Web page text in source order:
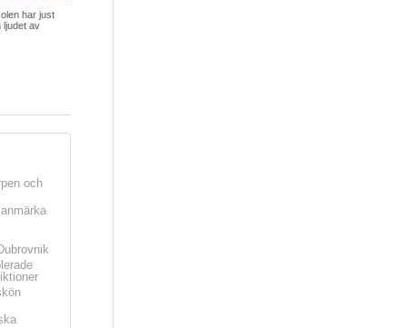
har just
ljudet av
och